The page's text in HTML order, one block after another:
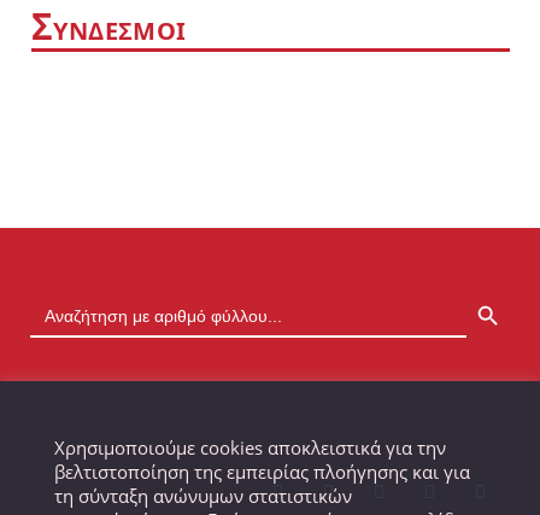
ΣΥΝΔΕΣΜΟΙ
Χρησιμοποιούμε cookies αποκλειστικά για την
βελτιστοποίηση της εμπειρίας πλοήγησης και για
τη σύνταξη ανώνυμων στατιστικών